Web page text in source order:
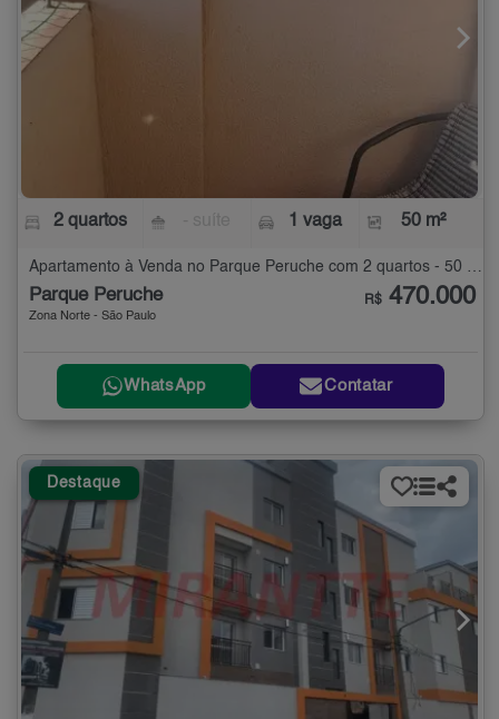
2 quartos 1 vaga 50 m²
Apartamento à Venda no Parque Peruche com 2 quartos - 50 m²
Parque Peruche
Zona Norte - São Paulo
R$ 470.000
WhatsApp Contatar
Destaque